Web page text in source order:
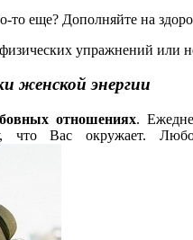
еще? Дополняйте на
упражнений или
женской энергии
отношениях.
Вас окружает.